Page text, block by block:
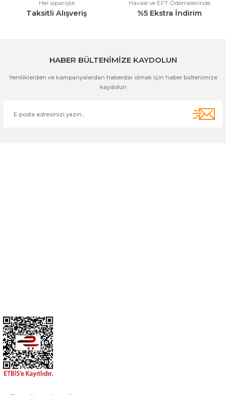
Her siparişte
Taksitli Alışveriş
Havale ve EFT Ödemelerinde
%5 Ekstra İndirim
HABER BÜLTENİMİZE KAYDOLUN
Yeniliklerden ve kampanyalardan haberdar olmak için haber bültenimize
kaydolun